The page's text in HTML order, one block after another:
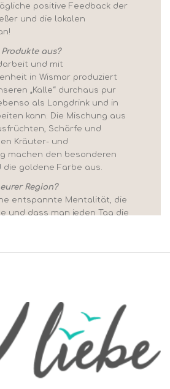
positive Feedback der
und die lokalen
aus?
und mit
in Wismar produziert
„Kalle“ durchaus pur
als Longdrink und in
kann. Die Mischung aus
Schärfe und
Kräuter- und
machen den besonderen
die goldene Farbe aus.
Region?
entspannte Mentalität, die
und dass man jeden Tag die
andere Urlaub machen!